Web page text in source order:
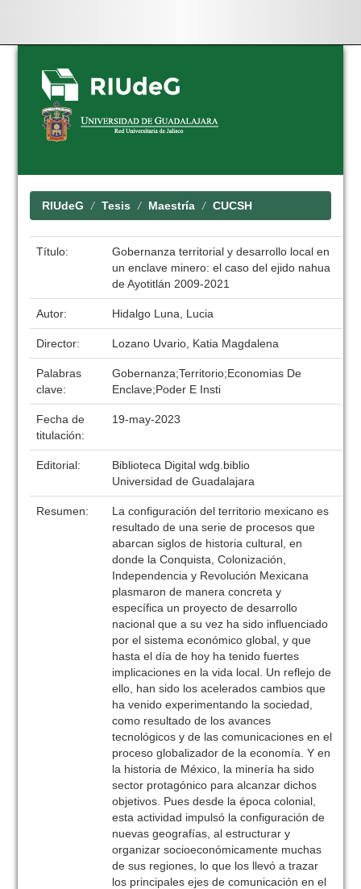
Skip
navigation
RIUdeG Tesis Maestría CUCSH
Título:
Gobernanza territorial y desarrollo local en
un enclave minero: el caso del ejido nahua
de Ayotitlán 2009-2021
Autor: Hidalgo Luna, Lucia
Director: Lozano Uvario, Katia Magdalena
Palabras
clave:
Gobernanza;Territorio;Economias De
Enclave;Poder E Insti
Fecha de
titulación:
19-may-2023
Editorial:
Biblioteca Digital wdg.biblio
Universidad de Guadalajara
Resumen:
La configuración del territorio mexicano es
resultado de una serie de procesos que
abarcan siglos de historia cultural, en
donde la Conquista, Colonización,
Independencia y Revolución Mexicana
plasmaron de manera concreta y
específica un proyecto de desarrollo
nacional que a su vez ha sido influenciado
por el sistema económico global, y que
hasta el día de hoy ha tenido fuertes
implicaciones en la vida local. Un reflejo de
ello, han sido los acelerados cambios que
ha venido experimentando la sociedad,
como resultado de los avances
tecnológicos y de las comunicaciones en el
proceso globalizador de la economía. Y en
la historia de México, la minería ha sido
sector protagónico para alcanzar dichos
objetivos. Pues desde la época colonial,
esta actividad impulsó la configuración de
nuevas geografías, al estructurar y
organizar socioeconómicamente muchas
de sus regiones, lo que los llevó a trazar
los principales ejes de comunicación en el